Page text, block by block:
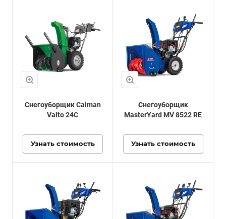
Снегоуборщик Caiman
Valto 24C
Узнать стоимость
Снегоуборщик
MasterYard MV 8522 RE
Узнать стоимость